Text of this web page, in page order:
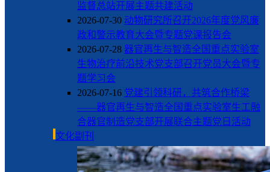
监督总站开展主题共建活动
2026-07-30 动物研究所召开2026年度党风廉
政和警示教育大会暨专题党课报告会
2026-07-28 器官再生与智造全国重点实验室
生物治疗前沿技术党支部召开党员大会暨专
题学习会
2026-07-16 党建引领科研，共筑合作桥梁
——器官再生与智造全国重点实验室生工融
合器官制造党支部开展联合主题党日活动
文化副刊